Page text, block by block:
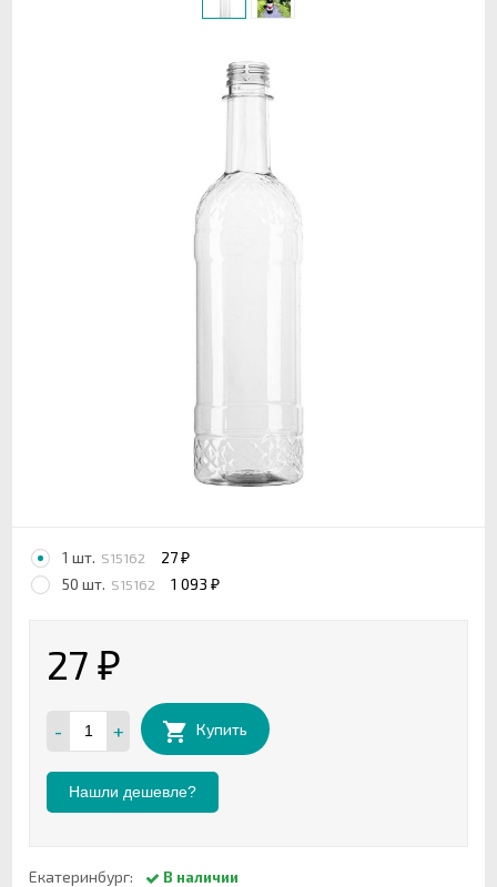
1 шт. S15162 27 ₽
50 шт. S15162 1 093 ₽
27 ₽
- + Купить
Нашли дешевле?
Екатеринбург: В наличии